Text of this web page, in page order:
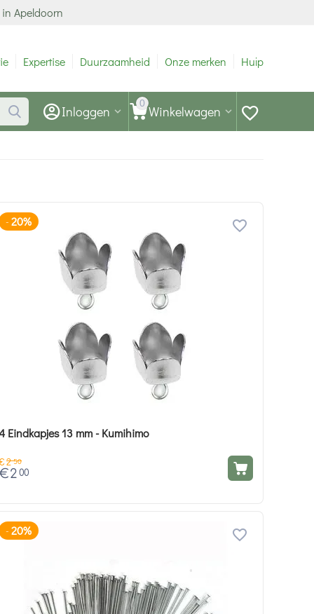
Apeldoorn
Expertise Duurzaamheid Onze merken Hulp
0 Winkelwagen
Inloggen
- 20%
Eindkapjes 13 mm - Kumihimo
2 50
2 00
- 20%